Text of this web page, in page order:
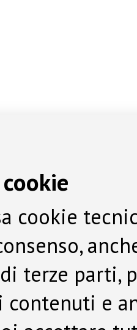
cookie
terze parti,
e